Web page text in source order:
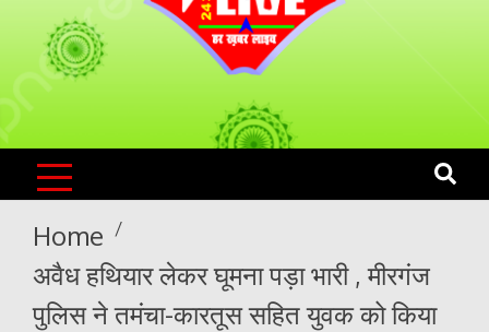
KNLS LIVE
India`s No.1 News Portal
Home
अवैध हथियार लेकर घूमना पड़ा भारी , मीरगंज
पुलिस ने तमंचा-कारतूस सहित युवक को किया